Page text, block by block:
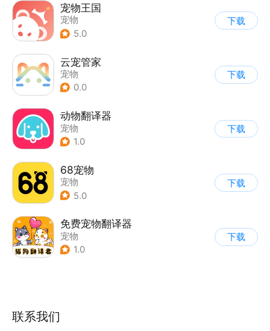
宠物王国
宠物
5.0
下载
云宠管家
宠物
0.0
下载
动物翻译器
宠物
1.0
下载
68宠物
宠物
5.0
下载
免费宠物翻译器
宠物
1.0
下载
联系我们